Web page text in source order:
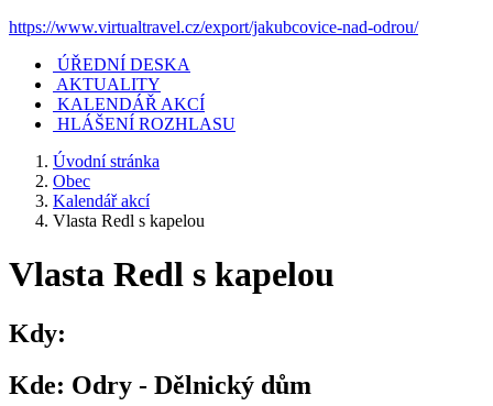
https://www.virtualtravel.cz/export/jakubcovice-nad-odrou/
ÚŘEDNÍ DESKA
AKTUALITY
KALENDÁŘ AKCÍ
HLÁŠENÍ ROZHLASU
Úvodní stránka
Obec
Kalendář akcí
Vlasta Redl s kapelou
Vlasta Redl s kapelou
Kdy:
Kde: Odry - Dělnický dům